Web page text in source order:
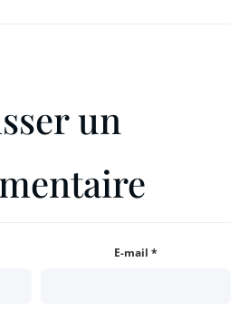
un
E-mail *